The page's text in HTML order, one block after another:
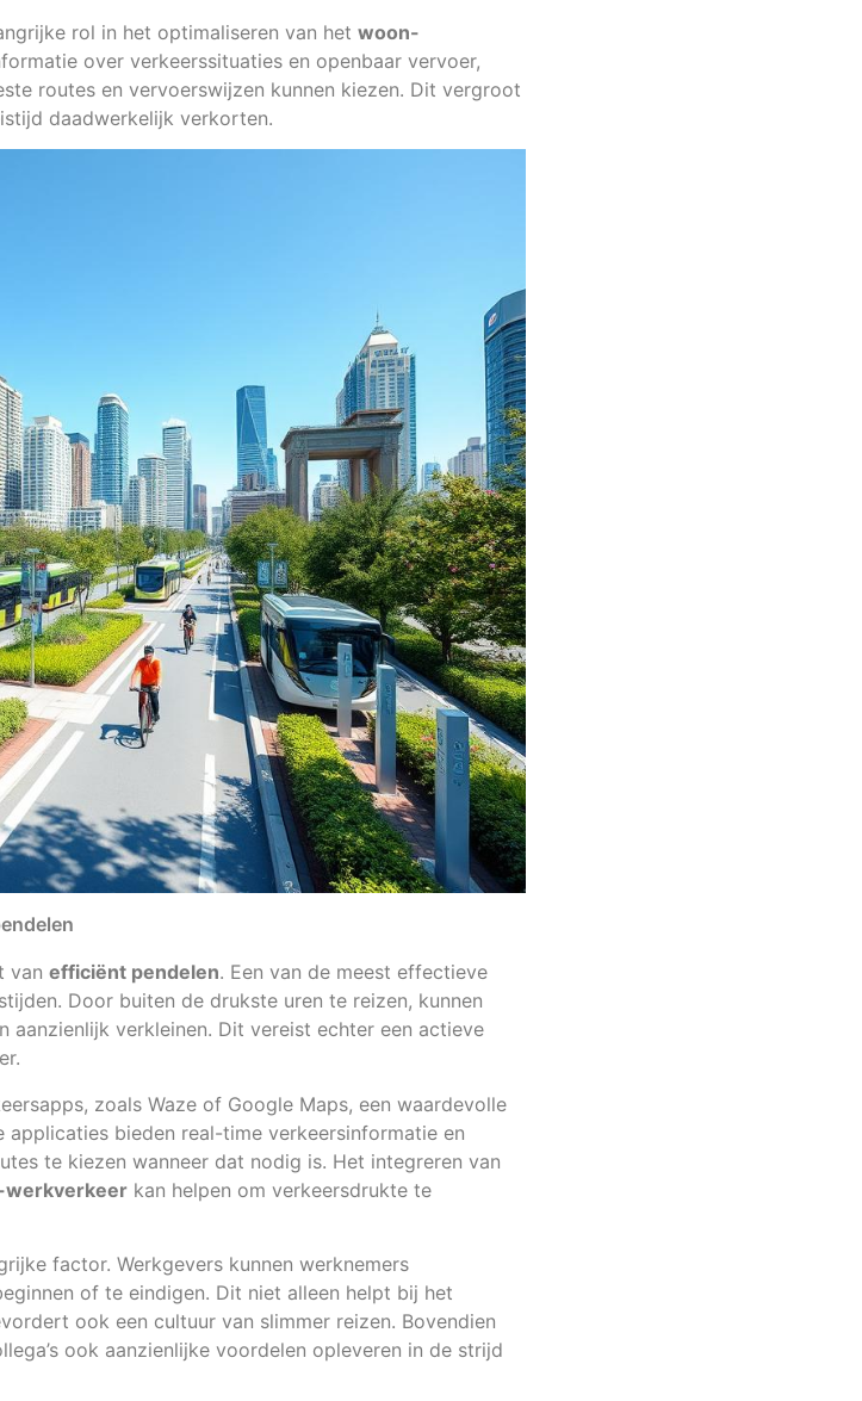
rol in het optimaliseren van het woon-
over verkeerssituaties en openbaar vervoer,
routes en vervoerswijzen kunnen kiezen. Dit vergroot
daadwerkelijk verkorten.
van efficiënt pendelen. Een van de meest effectieve
Door buiten de drukste uren te reizen, kunnen
aanzienlijk verkleinen. Dit vereist echter een actieve
zoals Waze of Google Maps, een waardevolle
applicaties bieden real-time verkeersinformatie en
te kiezen wanneer dat nodig is. Het integreren van
werkverkeer kan helpen om verkeersdrukte te
factor. Werkgevers kunnen werknemers
of te eindigen. Dit niet alleen helpt bij het
ook een cultuur van slimmer reizen. Bovendien
ook aanzienlijke voordelen opleveren in de strijd